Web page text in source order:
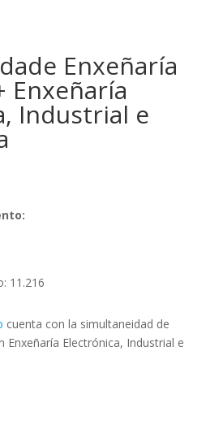
Enxeñaría
Enxeñaría
Industrial e
11.216
cuenta con la simultaneidad de
Enxeñaría Electrónica, Industrial e